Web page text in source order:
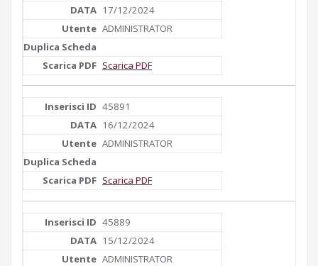
17/12/2024
ADMINISTRATOR
Scarica PDF
45891
16/12/2024
ADMINISTRATOR
Scarica PDF
45889
15/12/2024
ADMINISTRATOR